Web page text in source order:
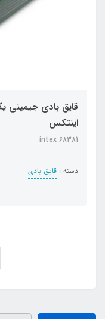
قایق بادی جیمینی
اینتکس
intex 68381
دسته : قایق بادی